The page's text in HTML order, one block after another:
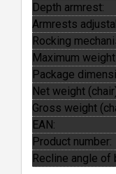
Depth armrest:
Armrests
Rocking
Maximum
Package
Net weight
Gross weight
EAN:
Product number:
Recline angle of